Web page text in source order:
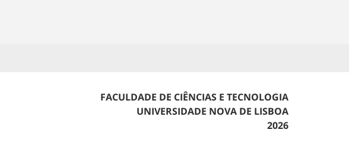
FACULDADE DE CIÊNCIAS E TECNOLOGIA
UNIVERSIDADE NOVA DE LISBOA
2026